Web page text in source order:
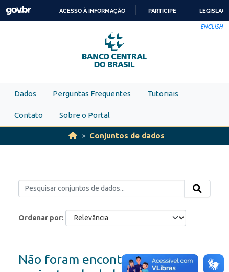
Skip to main content
PARA
O
CONTEÚDO
ACESSO À INFORMAÇÃO PARTICIPE
ENGLISH
Dados Perguntas Frequentes Tutoriais
Contato Sobre o Portal
Conjuntos de dados
Ordenar por
Não foram encontrados